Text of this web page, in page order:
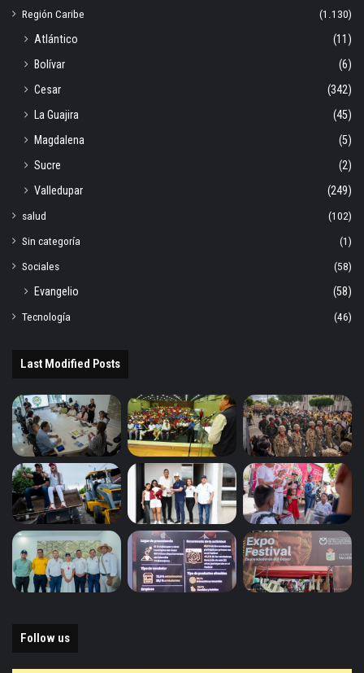
Región Caribe
(1.130)
Atlántico
(11)
Bolívar
(6)
Cesar
(342)
La Guajira
(45)
Magdalena
(5)
Sucre
(2)
Valledupar
(249)
salud
(102)
Sin categoría
(1)
Sociales
(58)
Evangelio
(58)
Tecnología
(46)
Last Modified Posts
Follow us